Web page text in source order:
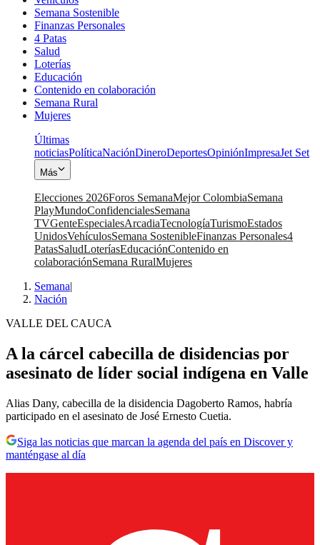
Semana Sostenible
Finanzas Personales
4 Patas
Salud
Loterías
Educación
Contenido en colaboración
Semana Rural
Mujeres
Últimas
noticiasPolíticaNaciónDineroDeportesOpiniónImpresaJet Set
Más
Elecciones 2026Foros SemanaMejor ColombiaSemana
PlayMundoConfidencialesSemana
TVGenteEspecialesArcadiaTecnologíaTurismoEstados
UnidosVehículosSemana SostenibleFinanzas Personales4
PatasSaludLoteríasEducaciónContenido en
colaboraciónSemana RuralMujeres
Semana|
Nación
VALLE DEL CAUCA
A la cárcel cabecilla de disidencias por
asesinato de líder social indígena en Valle
Alias Dany, cabecilla de la disidencia Dagoberto Ramos, habría
participado en el asesinato de José Ernesto Cuetia.
Siga las noticias que marcan la agenda del país en Discover y
manténgase al día